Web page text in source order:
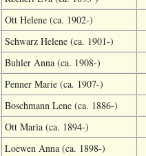
Ott Helene (ca. 1902-)
Schwarz Helene (ca. 1901-)
Buhler Anna (ca. 1908-)
Penner Marie (ca. 1907-)
Boschmann Lene (ca. 1886-)
Ott Maria (ca. 1894-)
Loewen Anna (ca. 1898-)